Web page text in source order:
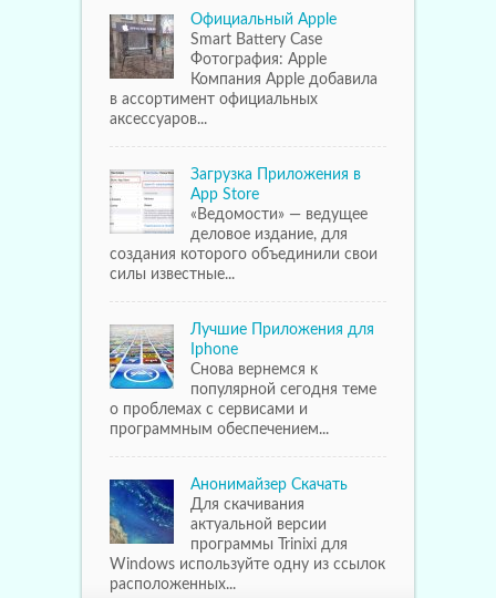
Официальный Apple
Smart Battery Case
Фотография: Apple
Компания Apple добавила
в ассортимент официальных
аксессуаров...
Загрузка Приложения в
App Store
«Ведомости» — ведущее
деловое издание, для
создания которого объединили свои
силы известные...
Лучшие Приложения для
Iphone
Снова вернемся к
популярной сегодня теме
о проблемах с сервисами и
программным обеспечением...
Анонимайзер Скачать
Для скачивания
актуальной версии
программы Trinixi для
Windows используйте одну из ссылок
расположенных...